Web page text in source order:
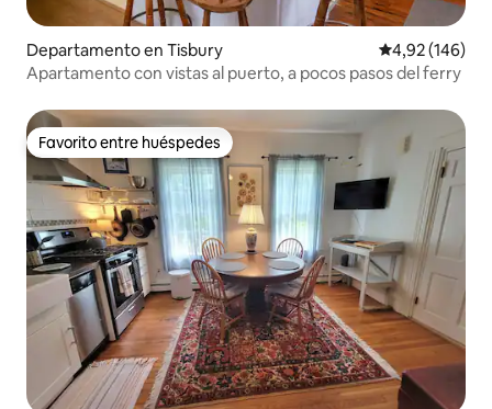
Departamento en Tisbury Calificación
4,92 (146)
Apartamento con vistas al puerto, a pocos pasos del ferry
Favorito entre huéspedes
Favorito entre huéspedes